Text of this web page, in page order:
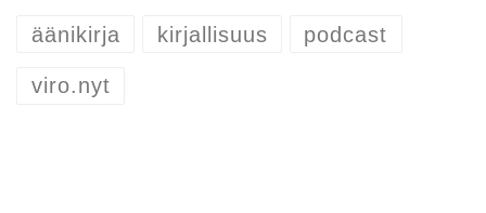
äänikirja kirjallisuus podcast
viro.nyt